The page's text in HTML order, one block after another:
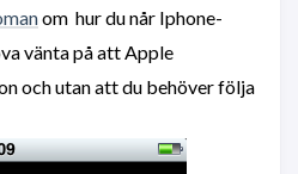
om hur du når Iphone-
vänta på att Apple
och utan att du behöver följa